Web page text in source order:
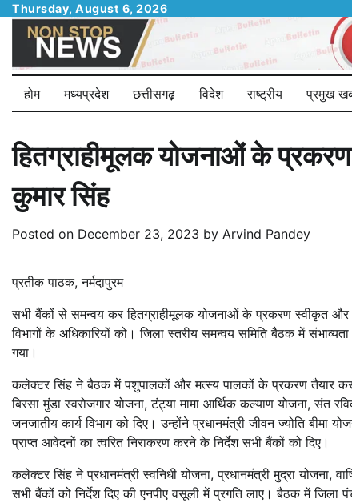
Skip
content
Thursday, August 6, 2026
होम मध्यप्रदेश छत्तीसगढ़ विदेश राष्ट्रीय प्रमुख
हितग्राहीमूलक योजनाओं के
कुमार सिंह
Posted on December 23, 2023 by Arvind Pandey
प्रतीक पाठक, नर्मदापुरम
सभी बैंकों से समन्वय कर हितग्राहीमूलक योजनाओं के प्रकरण स्वीकृत और
विभागों के अधिकारियों को। जिला स्तरीय समन्वय समिति बैठक में
गया।
कलेक्टर सिंह ने बैठक में पशुपालकों और मत्स्य पालकों के प्रकरण तैयार कर
बिरसा मुंडा स्वरोजगार योजना, टंट्या मामा आर्थिक कल्याण योजना,
जनजातीय कार्य विभाग को दिए। उन्होंने प्रधानमंत्री जीवन ज्योति बीमा
प्राप्त आवेदनों का त्वरित निराकरण करने के निर्देश सभी बैंकों को दिए।
कलेक्टर सिंह ने प्रधानमंत्री स्वनिधी योजना, प्रधानमंत्री मुद्रा योजना,
सभी बैंकों को निर्देश दिए की एनपीए वसूली में प्रगति लाए। बैठक में